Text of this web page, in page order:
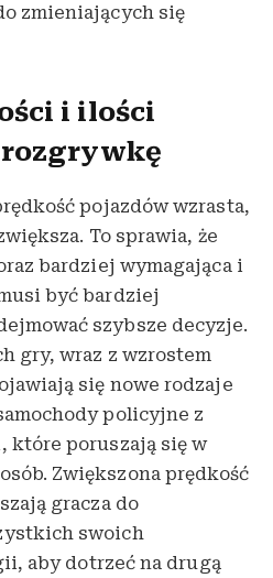
zmieniających się
i ilości
rozgrywkę
pojazdów wzrasta,
To sprawia, że
bardziej wymagająca i
być bardziej
szybsze decyzje.
gry, wraz z wzrostem
się nowe rodzaje
policyjne z
które poruszają się w
Zwiększona prędkość
gracza do
swoich
aby dotrzeć na drugą